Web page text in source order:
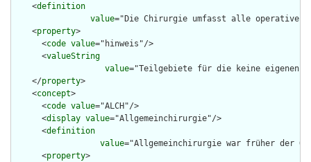
    <
definition
value="Die Chirurgie umfasst alle operativen
    <
property>
      <
code value="hinweis"/>
      <
valueString
value="Teilgebiete für die keine eigenen
    </
property>
    <
concept>
      <
code value="ALCH"/>
      <
display value="Allgemeinchirurgie"/>
      <
definition
value="Allgemeinchirurgie war früher der
      <
property>